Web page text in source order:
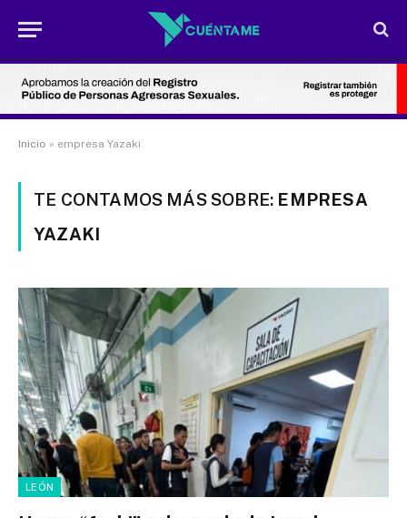
Inicio » empresa Yazaki
TE CONTAMOS MÁS SOBRE: EMPRESA
YAZAKI
LEÓN